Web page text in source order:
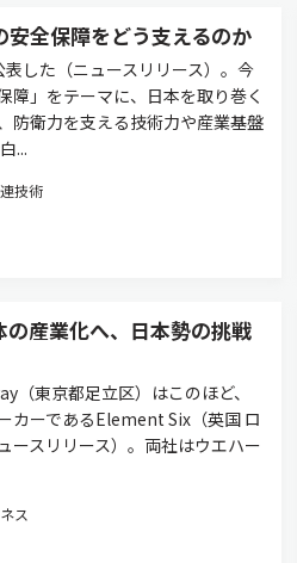
安全保障をどう支えるのか
した（ニュースリリース）。今
障」をテーマに、日本を取り巻く
防衛力を支える技術力や産業基盤
...
技術
の産業化へ、日本勢の挑戦
（東京都足立区）はこのほど、
カーであるElement Six（英国 ロ
ースリリース）。両社はウエハー
ス